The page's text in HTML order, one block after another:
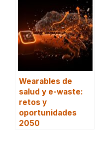
Wearables de
salud y e-waste:
retos y
oportunidades
2050